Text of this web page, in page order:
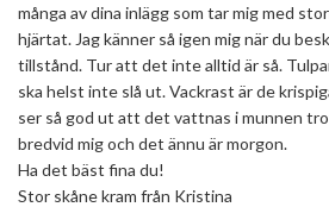
många av dina inlägg som tar mig med
hjärtat. Jag känner så igen mig när du
tillstånd. Tur att det inte alltid är så.
ska helst inte slå ut. Vackrast är de
ser så god ut att det vattnas i munnen
bredvid mig och det ännu är morgon.
Ha det bäst fina du!
Stor skåne kram från Kristina